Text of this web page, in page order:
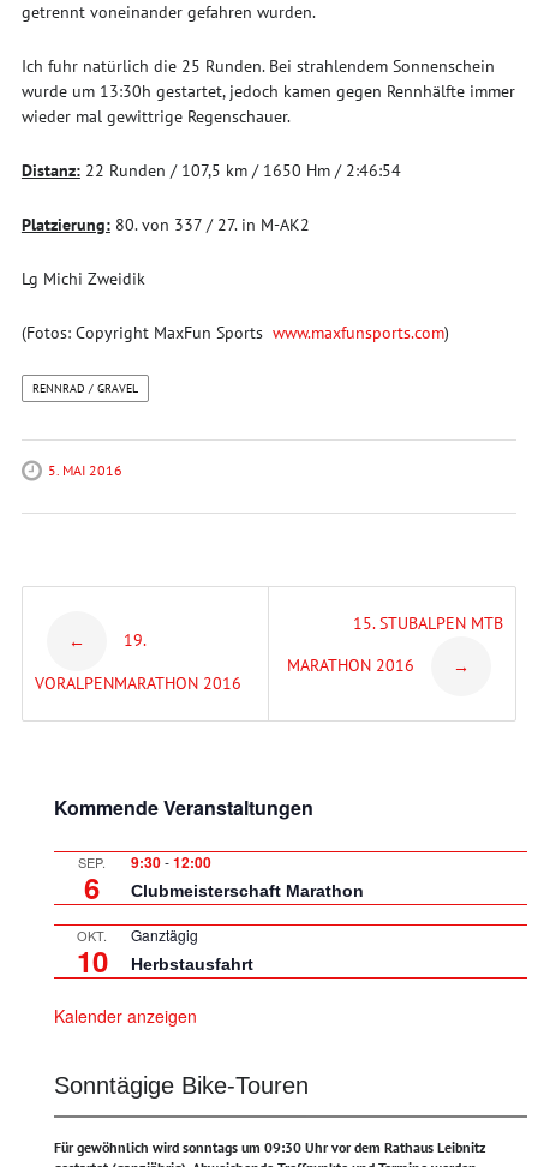
getrennt voneinander gefahren wurden.
Ich fuhr natürlich die 25 Runden. Bei strahlendem Sonnenschein
wurde um 13:30h gestartet, jedoch kamen gegen Rennhälfte immer
wieder mal gewittrige Regenschauer.
Distanz:22 Runden / 107,5 km / 1650 Hm / 2:46:54
Platzierung:80. von 337 / 27. in M-AK2
Lg Michi Zweidik
(Fotos: Copyright MaxFun Sports www.maxfunsports.com)
RENNRAD / GRAVEL
5. MAI 2016
navigation
← 19.
VORALPENMARATHON 2016
15. STUBALPEN MTB
MARATHON 2016
→
Kommende Veranstaltungen
SEP.
6
9:30-12:00
Clubmeisterschaft Marathon
OKT.
10
Ganztägig
Herbstausfahrt
Kalender anzeigen
Sonntägige Bike-Touren
Für gewöhnlich wird sonntags um 09:30 Uhr vor dem Rathaus Leibnitz